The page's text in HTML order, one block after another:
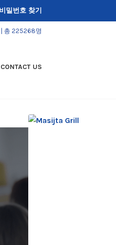
비밀번호 찾기
| 총 225268명
CONTACT US